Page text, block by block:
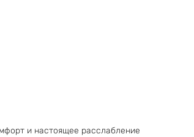
и настоящее расслабление